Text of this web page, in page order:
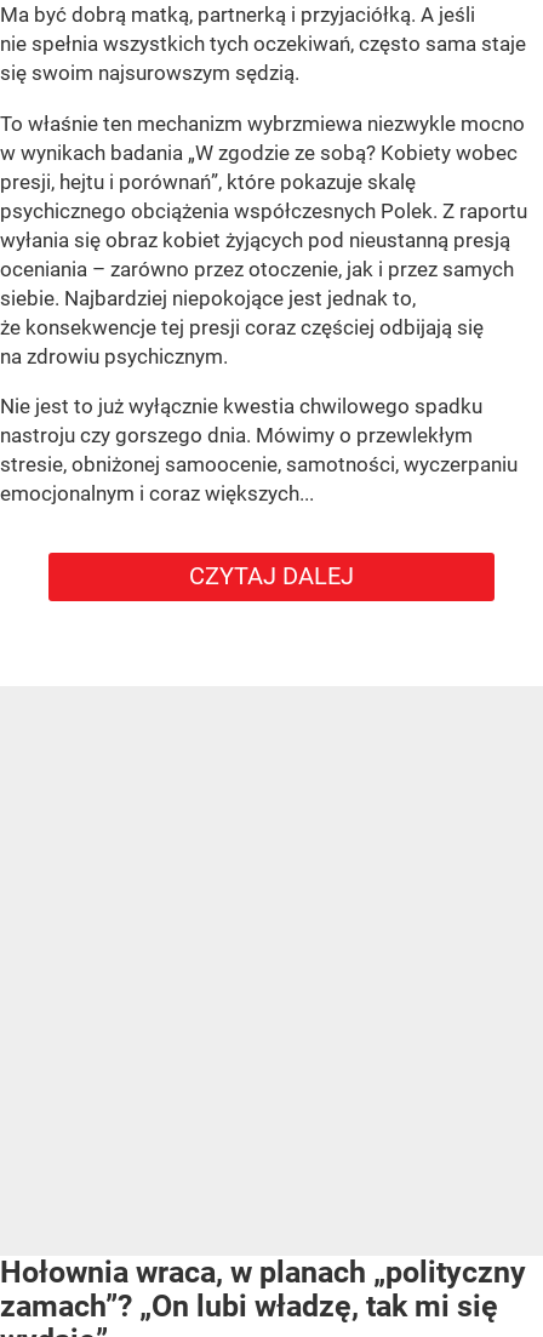
Ma być dobrą matką, partnerką i przyjaciółką. A jeśli
nie spełnia wszystkich tych oczekiwań, często sama staje
się swoim najsurowszym sędzią.
To właśnie ten mechanizm wybrzmiewa niezwykle mocno
w wynikach badania „W zgodzie ze sobą? Kobiety wobec
presji, hejtu i porównań”, które pokazuje skalę
psychicznego obciążenia współczesnych Polek. Z raportu
wyłania się obraz kobiet żyjących pod nieustanną presją
oceniania – zarówno przez otoczenie, jak i przez samych
siebie. Najbardziej niepokojące jest jednak to,
że konsekwencje tej presji coraz częściej odbijają się
na zdrowiu psychicznym.
Nie jest to już wyłącznie kwestia chwilowego spadku
nastroju czy gorszego dnia. Mówimy o przewlekłym
stresie, obniżonej samoocenie, samotności, wyczerpaniu
emocjonalnym i coraz większych...
CZYTAJ DALEJ
Hołownia wraca, w planach „polityczny
zamach”? „On lubi władzę, tak mi się